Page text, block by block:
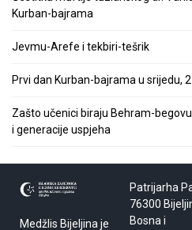
Kurban-bajrama
Jevmu-Arefe i tekbiri-tešrik
Prvi dan Kurban-bajrama u srijedu,
Zašto učenici biraju Behram-
i generacije uspjeha
Medžlis Bijeljina je
Patrijarha
76300
Bosna i